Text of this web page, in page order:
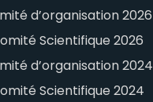
d’organisation 2026
Scientifique 2026
d’organisation 2024
Scientifique 2024